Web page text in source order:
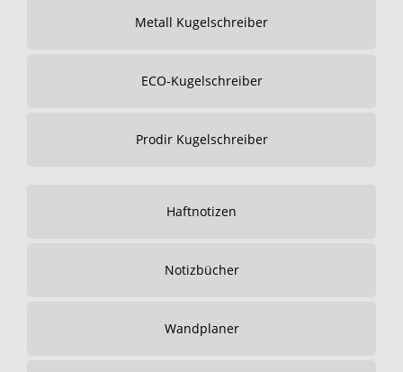
Metall Kugelschreiber
ECO-Kugelschreiber
Prodir Kugelschreiber
Haftnotizen
Notizbücher
Wandplaner